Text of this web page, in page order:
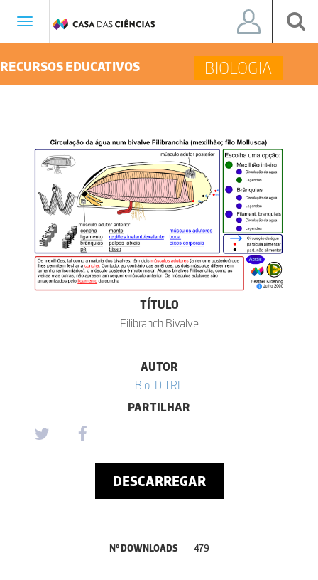
Toggle
RECURSOS EDUCATIVOS BIOLOGIA
TÍTULO
Filibranch Bivalve
AUTOR
Bio-DiTRL
PARTILHAR
DESCARREGAR
Nº DOWNLOADS 479